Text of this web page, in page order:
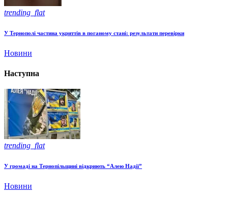
trending_flat
У Тернополі частина укриттів в поганому стані: результати перевірки
Новини
Наступна
trending_flat
У громаді на Тернопільщині відкриють “Алею Надії”
Новини